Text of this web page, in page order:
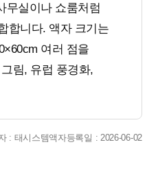
무실이나 쇼룸처럼
합니다. 액자 크기는
여러 점을
림, 유럽 풍경화,
: 태시스템액자등록일 : 2026-06-02